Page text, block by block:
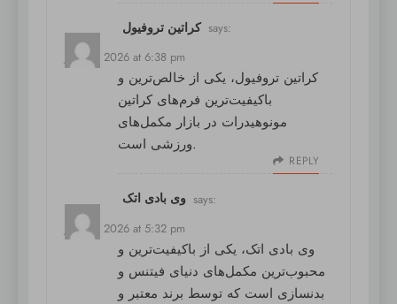
کراتین تروفیول says:
July 12, 2026 at 6:38 pm
کراتین تروفیول، یکی از خالص‌ترین و
باکیفیت‌ترین فرم‌های کراتین
مونوهیدرات در بازار مکمل‌های
ورزشی است.
REPLY
وی بادی اتک says:
July 13, 2026 at 5:32 pm
وی بادی اتک، یکی از باکیفیت‌ترین و
محبوب‌ترین مکمل‌های دنیای فیتنس و
بدنسازی است که توسط برند معتبر و